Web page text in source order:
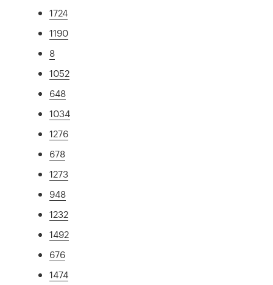
1724
1190
8
1052
648
1034
1276
678
1273
948
1232
1492
676
1474